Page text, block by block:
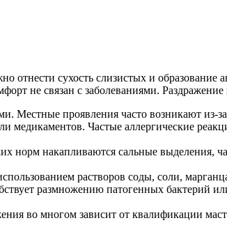
сухость слизистых и образование
не связан с заболеваниями.
проявления часто возникают из-
медикаментов. Частые аллергические
норм накапливаются сальные выделения,
растворов соды, соли,
размножению патогенных бактерий
во многом зависит от квалификации